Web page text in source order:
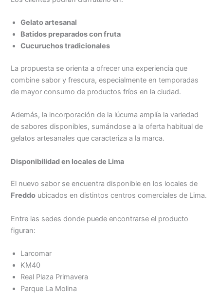
Gelato artesanal
Batidos preparados con fruta
Cucuruchos tradicionales
La propuesta se orienta a ofrecer una experiencia que
combine sabor y frescura, especialmente en temporadas
de mayor consumo de productos fríos en la ciudad.
Además, la incorporación de la lúcuma amplía la variedad
de sabores disponibles, sumándose a la oferta habitual de
gelatos artesanales que caracteriza a la marca.
Disponibilidad en locales de Lima
El nuevo sabor se encuentra disponible en los locales de
Freddo ubicados en distintos centros comerciales de Lima.
Entre las sedes donde puede encontrarse el producto
figuran:
Larcomar
KM40
Real Plaza Primavera
Parque La Molina